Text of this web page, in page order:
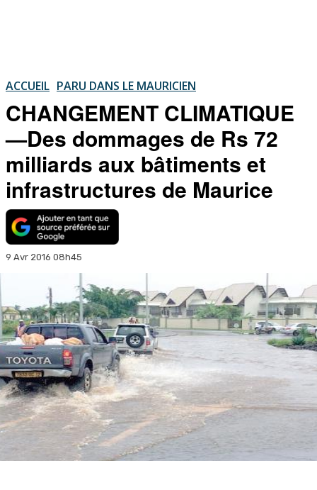
ACCUEIL PARU DANS LE MAURICIEN
CHANGEMENT CLIMATIQUE
—Des dommages de Rs 72
milliards aux bâtiments et
infrastructures de Maurice
9 Avr 2016 08h45